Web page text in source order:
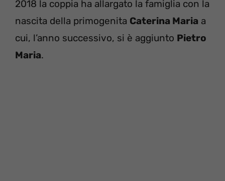
2018 la coppia ha allargato la famiglia con la
nascita della primogenita Caterina Maria a
cui, l’anno successivo, si è aggiunto Pietro
Maria.